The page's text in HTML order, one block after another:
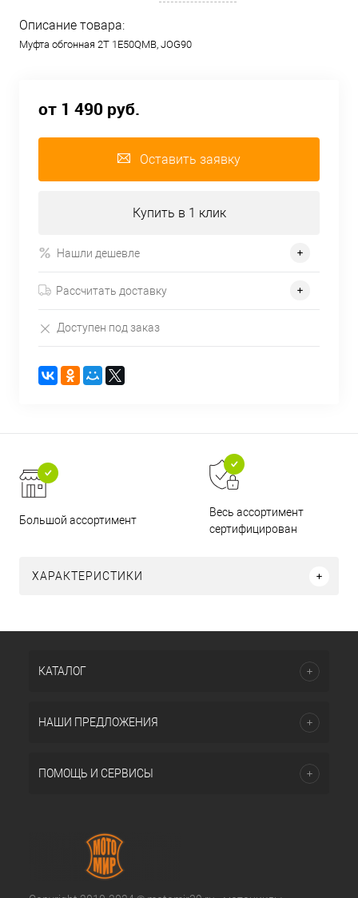
Описание товара:
Муфта обгонная 2Т 1E50QMB, JOG90
от 1 490 руб.
Оставить заявку
Купить в 1 клик
Нашли дешевле
Рассчитать доставку
Доступен под заказ
Большой ассортимент
Весь ассортимент
сертифицирован
ХАРАКТЕРИСТИКИ
КАТАЛОГ
НАШИ ПРЕДЛОЖЕНИЯ
ПОМОЩЬ И СЕРВИСЫ